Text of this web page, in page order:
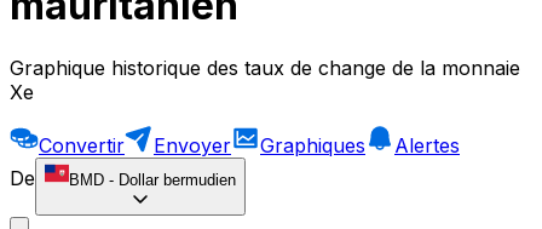
Graphique historique des taux de change de la monnaie
Xe
Convertir Envoyer Graphiques
Alertes
De
BMD - Dollar bermudien